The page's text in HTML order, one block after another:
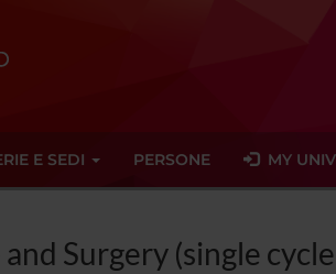
E SEDI PERSONE MY
Surgery (single